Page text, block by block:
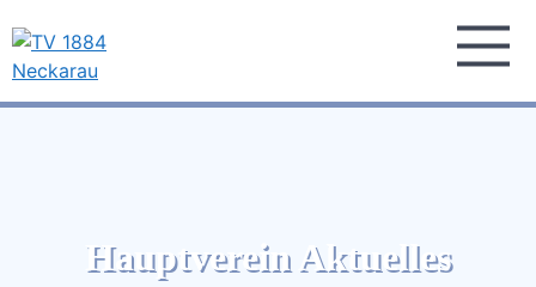
to
content
TV 1884 Neckarau
Hauptverein Aktuelles